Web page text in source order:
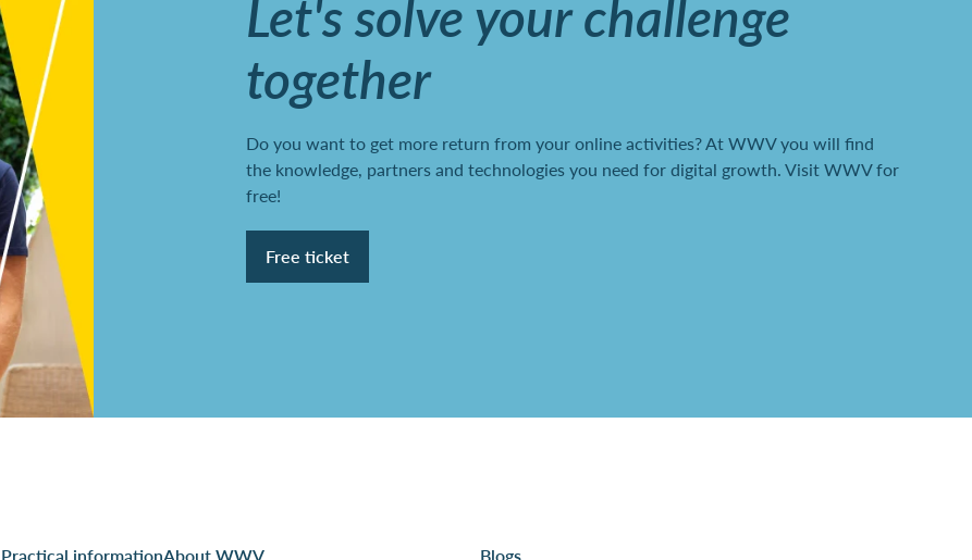
Let's solve your challenge
together
Do you want to get more return from your online activities? At WWV you will find
the knowledge, partners and technologies you need for digital growth. Visit WWV for
free!
Free ticket